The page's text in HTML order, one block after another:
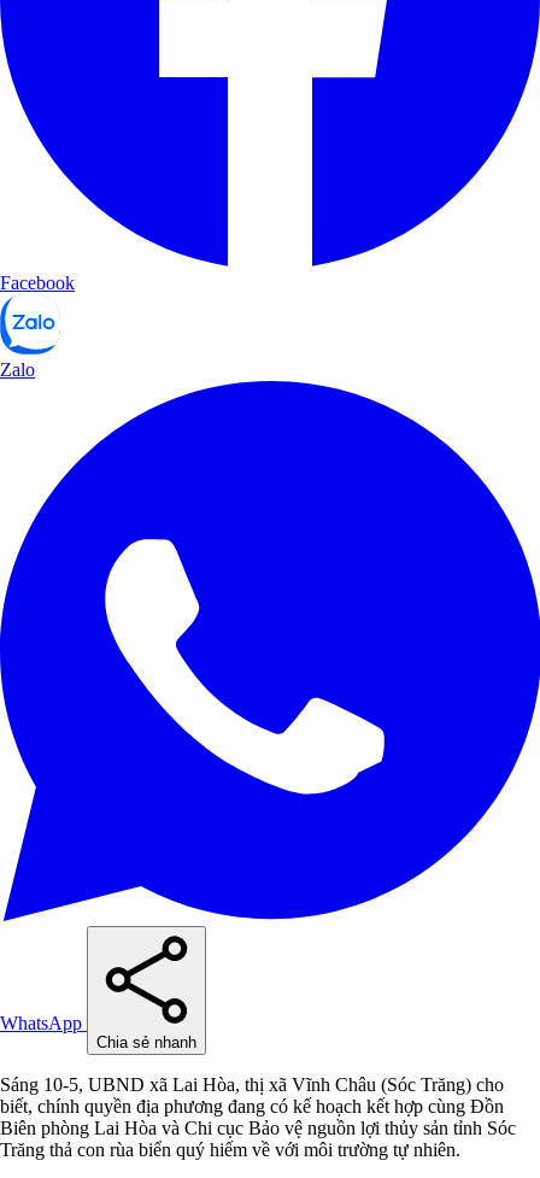
Facebook
Zalo
WhatsApp
Chia sẻ nhanh
Sáng 10-5, UBND xã Lai Hòa, thị xã Vĩnh Châu (Sóc Trăng) cho
biết, chính quyền địa phương đang có kế hoạch kết hợp cùng Đồn
Biên phòng Lai Hòa và Chi cục Bảo vệ nguồn lợi thủy sản tỉnh Sóc
Trăng thả con rùa biển quý hiếm về với môi trường tự nhiên.